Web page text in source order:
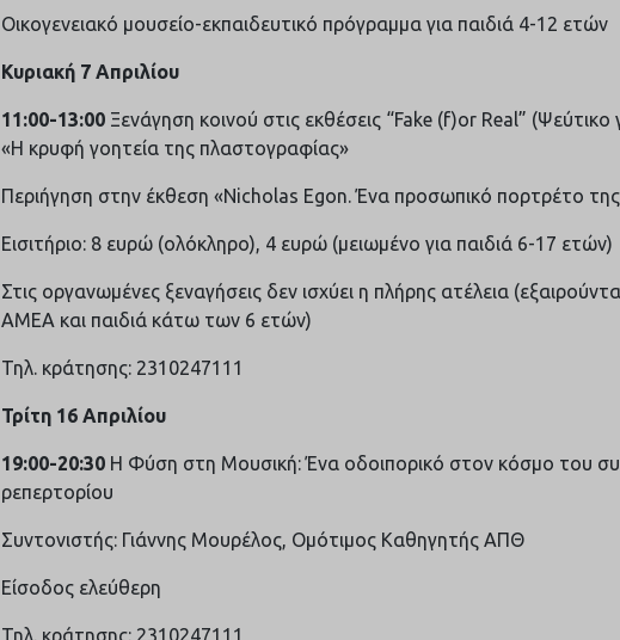
Οικογενειακό μουσείο-εκπαιδευτικό πρόγραμμα για παιδιά 4-12 ετών
Κυριακή 7 Απριλίου
11:00-13:00Ξενάγηση κοινού στις εκθέσεις “Fake (f)or Real” (Ψεύτικο
«Η κρυφή γοητεία της πλαστογραφίας»
Περιήγηση στην έκθεση «Nicholas Egon. Ένα προσωπικό πορτρέτο
Εισιτήριο: 8 ευρώ (ολόκληρο), 4 ευρώ (μειωμένο για παιδιά 6-17 ετών)
Στις οργανωμένες ξεναγήσεις δεν ισχύει η πλήρης ατέλεια
ΑΜΕΑ και παιδιά κάτω των 6 ετών)
Τηλ. κράτησης: 2310247111
Τρίτη 16 Απριλίου
19:00-20:30Η Φύση στη Μουσική: Ένα οδοιπορικό στον κόσμο του
ρεπερτορίου
Συντονιστής: Γιάννης Μουρέλος, Ομότιμος Καθηγητής ΑΠΘ
Είσοδος ελεύθερη
Τηλ. κράτησης: 2310247111